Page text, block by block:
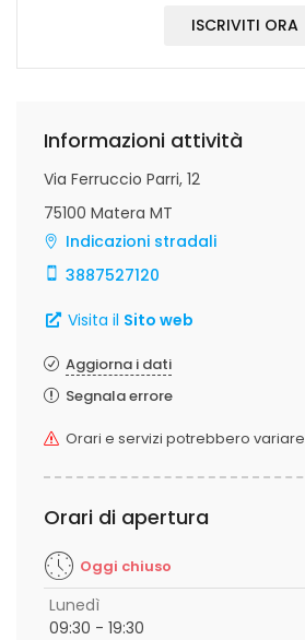
ISCRIVITI ORA
Informazioni attività
Via Ferruccio Parri, 12
75100 Matera MT
Indicazioni stradali
3887527120
Visita il Sito web
Aggiorna i dati
Segnala errore
Orari e servizi potrebbero variare
Orari di apertura
Oggi chiuso
Lunedì
09:30 - 19:30